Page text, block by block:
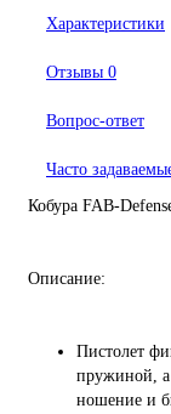
Характеристики
Отзывы 0
Вопрос-ответ
Часто
Кобура FAB-
Описание:
Пистолет
пружиной, а
ношение и